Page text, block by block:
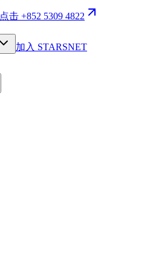
点击 +852 5309 4822
加入 STARSNET